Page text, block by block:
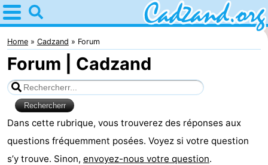
Home
Cadzand
Astuces
Avec
les
enfants
Passer
la
Appartements
Home Cadzand Forum
Forum | Cadzand
Dans cette rubrique, vous trouverez des réponses aux
questions fréquemment posées. Voyez si votre question
s’y trouve. Sinon, envoyez-nous votre question.